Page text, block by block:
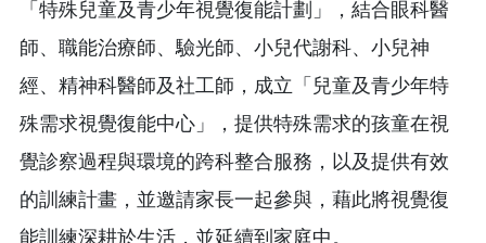
「特殊兒童及青少年視覺復能計劃」，結合眼科醫
師、職能治療師、驗光師、小兒代謝科、小兒神
經、精神科醫師及社工師，成立「兒童及青少年特
殊需求視覺復能中心」，提供特殊需求的孩童在視
覺診察過程與環境的跨科整合服務，以及提供有效
的訓練計畫，並邀請家長一起參與，藉此將視覺復
能訓練深耕於生活，並延續到家庭中。